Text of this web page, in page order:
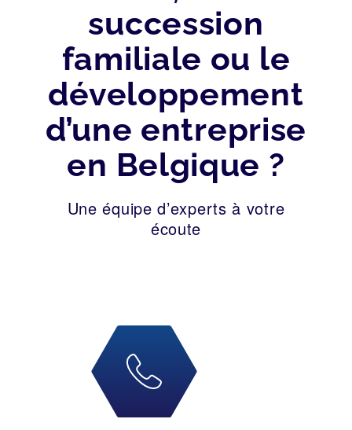
succession
familiale ou le
développement
d’une entreprise
en Belgique ?
Une équipe d’experts à votre
écoute